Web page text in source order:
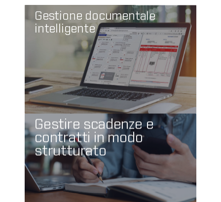
Gestione documentale
intelligente
Gestire scadenze e
contratti in modo
strutturato